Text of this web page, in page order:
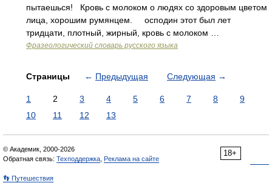
пытаешься! Кровь с молоком о людях со здоровым цветом
лица, хорошим румянцем. осподин этот был лет
тридцати, плотный, жирный, кровь с молоком …
Фразеологический словарь русского языка
Страницы ← Предыдущая Следующая →
1 2 3 4 5 6 7 8
9
10
11 12 13
18+
© Академик, 2000-2026
Обратная связь: Техподдержка Реклама на сайте
👣 Путешествия